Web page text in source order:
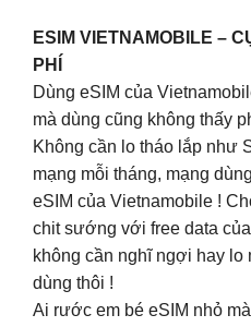
ESIM VIETNAMOBILE –
PHÍ
Dùng eSIM của
mà dùng cũng không thấy
Không cần lo tháo lắp như
mạng mỗi tháng, mạng
eSIM của Vietnamobile !
chit sướng với free data
không cần nghĩ ngợi hay lo
dùng thôi !
Ai rước em bé eSIM nhỏ